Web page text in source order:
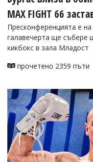
MAX FIGHT 66
Пресконференцията е
галавечерта ще събере
кикбокс в зала Младост
прочетено 2359 пъти